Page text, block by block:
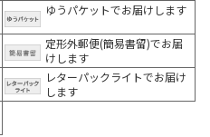
ゆうパケットでお届けします
定形外郵便(簡易書留)でお届
けします
レターパックライトでお届け
します